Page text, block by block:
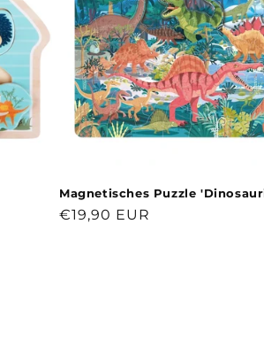
Magnetisches Puzzle
Normaler
€19,90 EUR